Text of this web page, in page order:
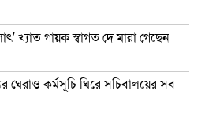
খ্যাত গায়ক স্বাগত দে মারা গেছেন
ঘেরাও কর্মসূচি ঘিরে সচিবালয়ের সব